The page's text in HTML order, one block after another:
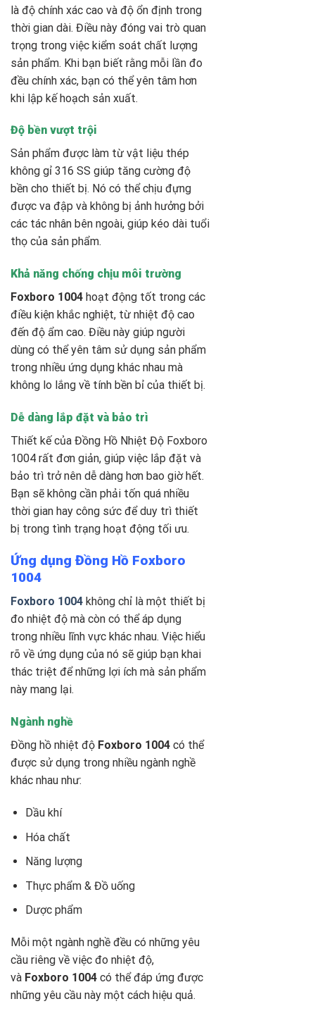
là độ chính xác cao và độ ổn định trong
thời gian dài. Điều này đóng vai trò quan
trọng trong việc kiểm soát chất lượng
sản phẩm. Khi bạn biết rằng mỗi lần đo
đều chính xác, bạn có thể yên tâm hơn
khi lập kế hoạch sản xuất.
Độ bền vượt trội
Sản phẩm được làm từ vật liệu thép
không gỉ 316 SS giúp tăng cường độ
bền cho thiết bị. Nó có thể chịu đựng
được va đập và không bị ảnh hưởng bởi
các tác nhân bên ngoài, giúp kéo dài tuổi
thọ của sản phẩm.
Khả năng chống chịu môi trường
Foxboro 1004 hoạt động tốt trong các
điều kiện khắc nghiệt, từ nhiệt độ cao
đến độ ẩm cao. Điều này giúp người
dùng có thể yên tâm sử dụng sản phẩm
trong nhiều ứng dụng khác nhau mà
không lo lắng về tính bền bỉ của thiết bị.
Dễ dàng lắp đặt và bảo trì
Thiết kế của Đồng Hồ Nhiệt Độ Foxboro
1004 rất đơn giản, giúp việc lắp đặt và
bảo trì trở nên dễ dàng hơn bao giờ hết.
Bạn sẽ không cần phải tốn quá nhiều
thời gian hay công sức để duy trì thiết
bị trong tình trạng hoạt động tối ưu.
Ứng dụng Đồng Hồ Foxboro
1004
Foxboro 1004 không chỉ là một thiết bị
đo nhiệt độ mà còn có thể áp dụng
trong nhiều lĩnh vực khác nhau. Việc hiểu
rõ về ứng dụng của nó sẽ giúp bạn khai
thác triệt để những lợi ích mà sản phẩm
này mang lại.
Ngành nghề
Đồng hồ nhiệt độ Foxboro 1004 có thể
được sử dụng trong nhiều ngành nghề
khác nhau như:
Dầu khí
Hóa chất
Năng lượng
Thực phẩm & Đồ uống
Dược phẩm
Mỗi một ngành nghề đều có những yêu
cầu riêng về việc đo nhiệt độ,
và Foxboro 1004 có thể đáp ứng được
những yêu cầu này một cách hiệu quả.